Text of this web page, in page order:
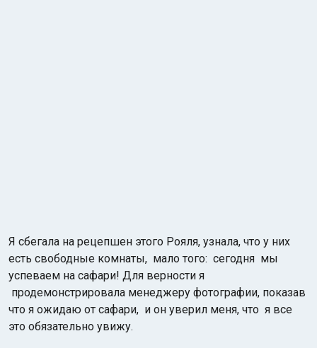
Я сбегала на рецепшен этого Рояля, узнала, что у них
есть свободные комнаты, мало того: сегодня мы
успеваем на сафари! Для верности я
продемонстрировала менеджеру фотографии, показав
что я ожидаю от сафари, и он уверил меня, что я все
это обязательно увижу.